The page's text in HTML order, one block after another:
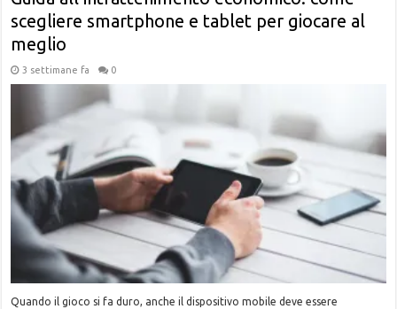
scegliere smartphone e tablet per giocare al
meglio
3 settimane fa 0
Quando il gioco si fa duro, anche il dispositivo mobile deve essere